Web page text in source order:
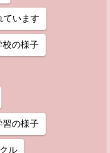
います
校の様子
習の様子
ル